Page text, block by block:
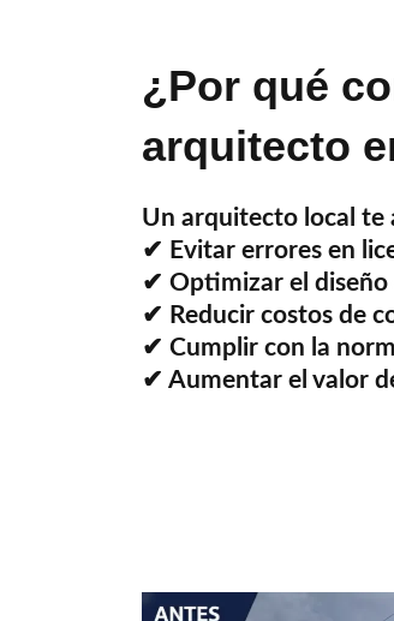
¿Por qué
arquitecto
Un arquitecto local te
✔ Evitar errores en
✔ Optimizar el diseño
✔ Reducir costos de
✔ Cumplir con la
✔ Aumentar el valor